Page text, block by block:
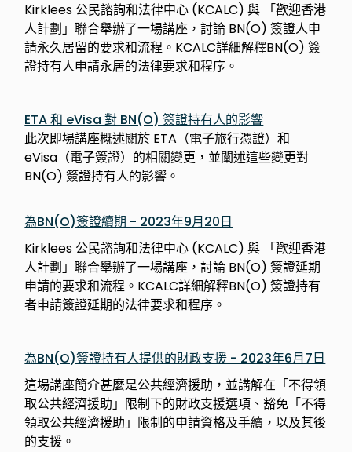
Kirklees 公民諮詢和法律中心 (KCALC) 與 「歡迎香港
人計劃」聯合舉辦了一場講座，討論 BN(O) 簽證人申
請永久居留的要求和流程。KCALC詳細解釋BN(O) 簽
證持有人申請永居的法律要求和程序。
ETA 和 eVisa 對 BN(O) 簽證持有人的影響
此次即場講座概述關於 ETA（電子旅行憑證）和
eVisa（電子簽證）的相關變更，並闡述這些變更對
BN(O) 簽證持有人的影響。
為BN(O)簽證續期 - 2023年9月20日
Kirklees 公民諮詢和法律中心 (KCALC) 與 「歡迎香港
人計劃」聯合舉辦了一場講座，討論 BN(O) 簽證延期
申請的要求和流程。KCALC詳細解釋BN(O) 簽證持有
者申請簽證延期的法律要求和程序。
為BN(O)簽證持有人提供的財政支援 - 2023年6月7日
這場講座簡介甚麼是公共經濟援助，並講解在「不得領
取公共經濟援助」限制下的財政支援選項、豁免「不得
領取公共經濟援助」限制的申請資格及手續，以及其後
的支援。